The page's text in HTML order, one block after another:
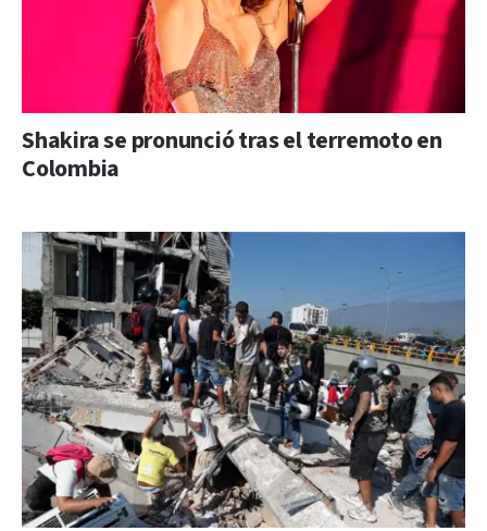
Shakira se pronunció tras el terremoto en
Colombia